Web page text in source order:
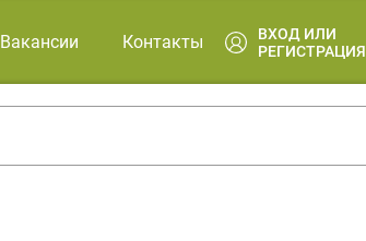
Вакансии Контакты
ВХОД ИЛИ
РЕГИСТРАЦИЯ